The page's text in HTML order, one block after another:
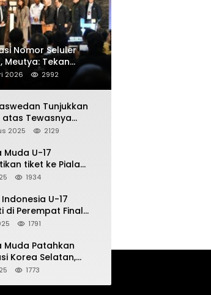
Nomor Seluler
Meutya: Tekan
Online
2026 2992
Tunjukkan
atas Tewasnya
Ojol dalam Aksi
2025 2129
U-17
tiket ke Piala
Mencetak
1 di Piala Asia 2025
1934
U-17
di Perempat Final
2025: Terkecoh
1791
Muda Patahkan
Korea Selatan,
Pembuka Piala
1773